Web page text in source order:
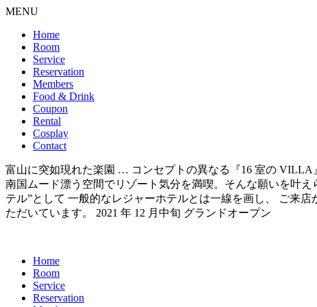
MENU
Home
Room
Service
Reservation
Members
Food & Drink
Coupon
Rental
Cosplay
Contact
富山に突如現れた楽園 … コンセプトの異なる『16 室の VILLA
南国ムード漂う空間でリゾート気分を満喫。そんな願いを叶え
テル”として 一般的なレジャーホテルとは一線を画し、 ご来
ただいています。 2021 年 12 月中旬 グランドオープン
Home
Room
Service
Reservation